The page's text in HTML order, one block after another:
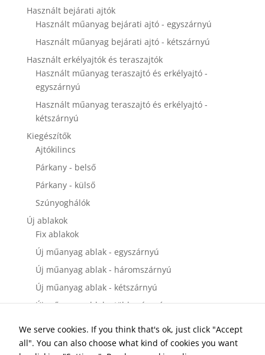
Használt bejárati ajtók
Használt műanyag bejárati ajtó - egyszárnyú
Használt műanyag bejárati ajtó - kétszárnyú
Használt erkélyajtók és teraszajtók
Használt műanyag teraszajtó és erkélyajtó -
egyszárnyú
Használt műanyag teraszajtó és erkélyajtó -
kétszárnyú
Kiegészítők
Ajtókilincs
Párkany - belső
Párkany - külső
Szúnyoghálók
Új ablakok
Fix ablakok
Új műanyag ablak - egyszárnyú
Új műanyag ablak - háromszárnyú
Új műanyag ablak - kétszárnyú
Új műanyag ablak - többszárnyú
Új műanyag bejárati ajtó - egyszárnyú
We serve cookies. If you think that's ok, just click "Accept
all". You can also choose what kind of cookies you want
offers.